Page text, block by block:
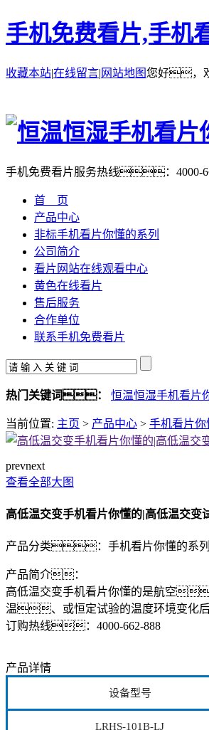
手机免费看片,手机
收藏本站|在线留言| 网站地图您好，
手机免费看片服务热线： 4000-
首 页
产品中心
非标手机看片你懂的系列
公司简介
看片网站在线观看中心
黄色在线看片
售后服务
合作单位
联系手机免费看片
热门关键词： 恒温恒湿手机看片
当前位置: 主页 > 产品中心 > 手机看片你
prevnext
查看全部大图
高低温交变手机看片你懂的|高低温交变
产品分类： 手机看片你懂的系列
产品简介：
高低温交变手机看片你懂的是航空
温、或恒定试验的温度环境变化
订购热线： 4000-662-888
产品详情
设备型号
LRHS-101B-LJ